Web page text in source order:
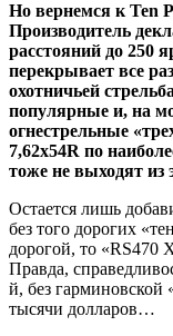
Но вернемся к Ten
Производитель
расстояний до 250
перекрывает все
охотничьей
популярные и, на
огнестрельные
7,62х54R по
тоже не выходят из
Остается лишь
без того дорогих
дорогой, то «RS470
Правда,
й, без гарминовской
тысячи долларов…